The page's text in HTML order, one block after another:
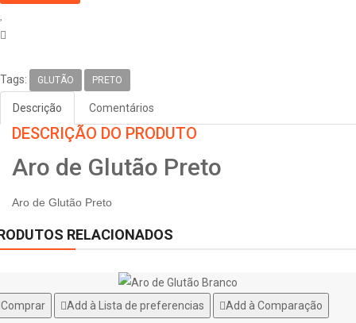
Tags: GLUTÃO PRETO
Descrição Comentários
DESCRIÇÃO DO PRODUTO
Aro de Glutão Preto
Aro de Glutão Preto
RELACIONADOS
Comprar Add à Lista de preferencias Add à Comparação